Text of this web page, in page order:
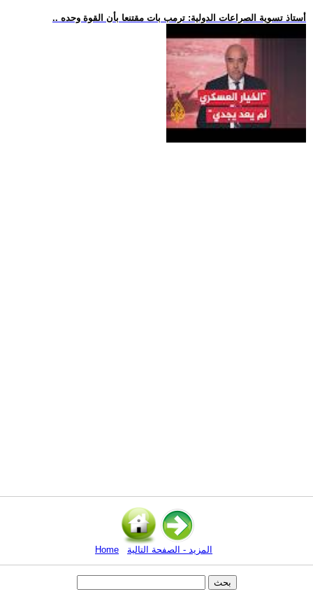
.. أستاذ تسوية الصراعات الدولية: ترمب بات مقتنعا بأن القوة وحده
Home المزيد - الصفحة التالية